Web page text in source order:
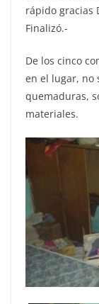
rápido gracias
Finalizó.-
De los cinco
en el lugar, no
quemaduras,
materiales.